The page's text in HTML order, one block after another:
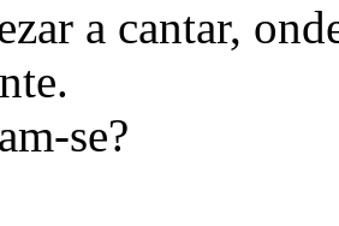
a cantar,
se?